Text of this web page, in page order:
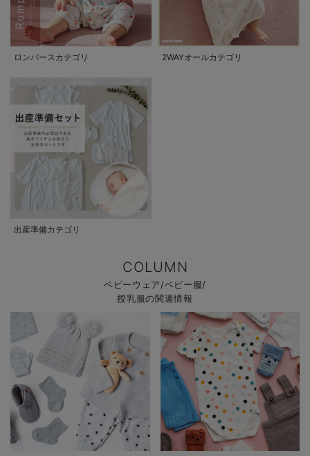
ロンパースカテゴリ 2WAYオールカテゴリ
出産準備カテゴリ
COLUMN
ベビーウェア/ベビー服/
授乳服の関連情報